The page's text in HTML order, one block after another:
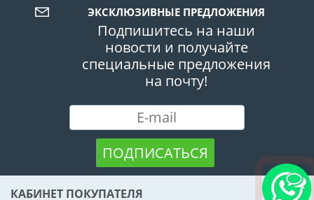
ЭКСКЛЮЗИВНЫЕ ПРЕДЛОЖЕНИЯ
Подпишитесь на наши
новости и получайте
специальные предложения
на почту!
ПОДПИСАТЬСЯ
КАБИНЕТ ПОКУПАТЕЛЯ